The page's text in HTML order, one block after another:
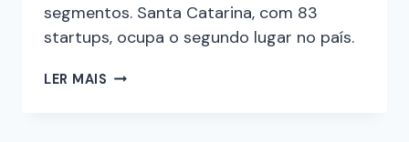
segmentos. Santa Catarina, com 83
startups, ocupa o segundo lugar no país.
LER MAIS